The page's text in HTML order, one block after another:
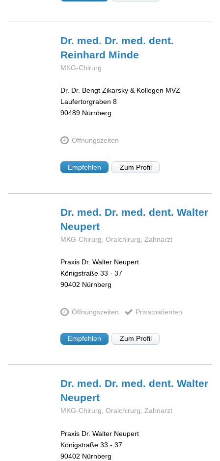
Dr. med. Dr. med. dent.
Reinhard Minde
MKG-Chirurg
Dr. Dr. Bengt Zikarsky & Kollegen MVZ
Laufertorgraben 8
90489 Nürnberg
Öffnungszeiten
Empfehlen Zum Profil
Dr. med. Dr. med. dent. Walter
Neupert
MKG-Chirurg, Oralchirurg, Zahnarzt
Praxis Dr. Walter Neupert
Königstraße 33 - 37
90402 Nürnberg
Öffnungszeiten Privatpatienten
Empfehlen Zum Profil
Dr. med. Dr. med. dent. Walter
Neupert
MKG-Chirurg, Oralchirurg, Zahnarzt
Praxis Dr. Walter Neupert
Königstraße 33 - 37
90402 Nürnberg